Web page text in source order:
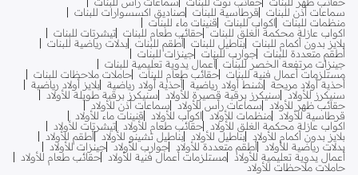
سماعات أذن للبنات
قرطاسية للبنات صناديق اكسسوارات للبنات
منظمات للبنات
اكواب للبنات
قنينات ماء للبنات
اكواب عازلة محكمة الغلق للبنات حقائب طعام للبنات تيشرتات للبنات
بلايز بدون أكمام للبنات بناطيل للبنات أطقم للبنات بدلات رياضية للبنات
أطقم متعددة للبنات جوارب للبنات جينزات للبنات
جينزات مرتفعة الخصر للبنات أعمال يدوية تعليمية للبنات
مستلزمات أعمال فنية للبنات حقائب طعام للبنات حاملات ملاحظات للبنات
أحذية أولاد مريحة
شنط أولاد رياضية أحذية أولاد رياضية بلايز أولاد رياضية
سنيكرز للأولاد
سنيكرز برقبة قصيرة للأولاد
سنيكرز برقبة طويلة للأولاد
حقائب ظهر للأولاد
سماعات رأس للأولاد
سماعات أذن للأولاد
قرطاسية للأولاد منظمات للأولاد اكواب للأولاد
قنينات ماء للأولاد
اكواب عازلة محكمة الغلق للأولاد
حقائب طعام للأولاد
تيشرتات للأولاد
بلايز بدون أكمام للأولاد
بناطيل للأولاد بناطيل تشينو للأولاد
أطقم للأولاد
بدلات رياضية للأولاد أطقم متعددة للأولاد جوارب للأولاد جينزات للأولاد
أعمال يدوية تعليمية للأولاد
مستلزمات أعمال فنية للأولاد
حقائب طعام للأولاد
حاملات ملاحظات للأولاد